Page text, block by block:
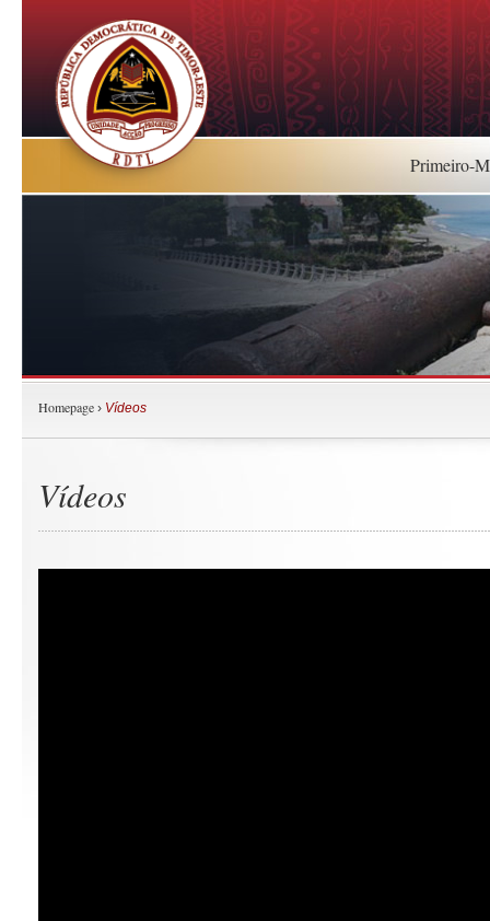
Primeiro-
Homepage › Vídeos
Vídeos